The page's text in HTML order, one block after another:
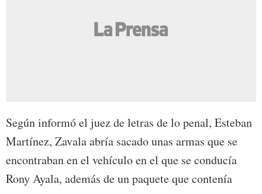
Según informó el juez de letras de lo penal, Esteban
Martínez, Zavala abría sacado unas armas que se
encontraban en el vehículo en el que se conducía
Rony Ayala, además de un paquete que contenía